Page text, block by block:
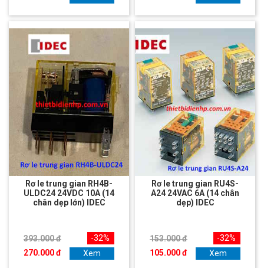
Rơ le trung gian RH4B-
ULDC24 24VDC 10A (14
chân dẹp lớn) IDEC
393.000 đ
270.000 đ
-32%
Xem
Rơ le trung gian RU4S-
A24 24VAC 6A (14 chân
dẹp) IDEC
153.000 đ
105.000 đ
-32%
Xem